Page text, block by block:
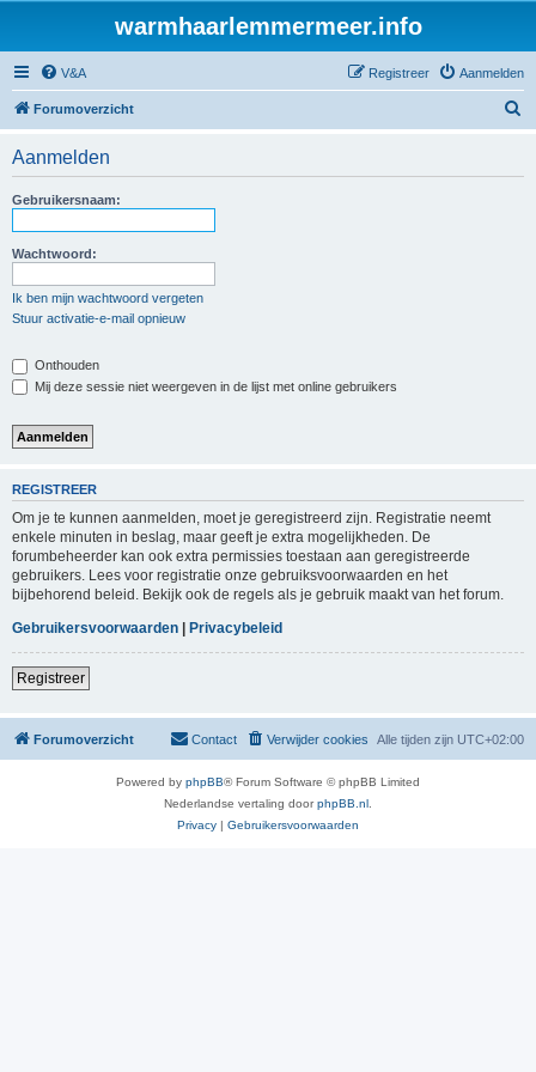
warmhaarlemmermeer.info
V&A Aanmelden
Registreer
Forumoverzicht
Aanmelden
Gebruikersnaam:
Wachtwoord:
Ik ben mijn wachtwoord vergeten
Stuur activatie-e-mail opnieuw
Onthouden
Mij deze sessie niet weergeven in de lijst met online gebruikers
REGISTREER
Om je te kunnen aanmelden, moet je geregistreerd zijn. Registratie neemt
enkele minuten in beslag, maar geeft je extra mogelijkheden. De
forumbeheerder kan ook extra permissies toestaan aan geregistreerde
gebruikers. Lees voor registratie onze gebruiksvoorwaarden en het
bijbehorend beleid. Bekijk ook de regels als je gebruik maakt van het forum.
Gebruikersvoorwaarden | Privacybeleid
Registreer
Forumoverzicht Alle tijden zijn UTC+02:00
Verwijder cookies
Contact
Powered by phpBB® Forum Software © phpBB Limited
Nederlandse vertaling doorphpBB.nl
Privacy | Gebruikersvoorwaarden